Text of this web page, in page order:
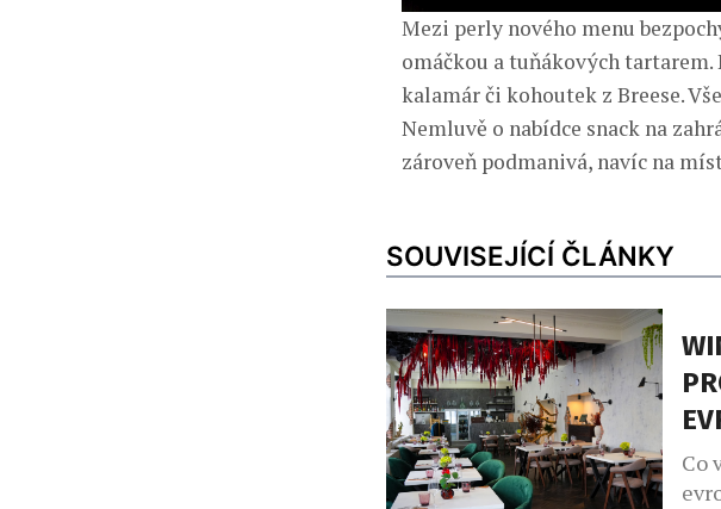
Mezi perly nového menu
omáčkou a tuňákových tartarem.
kalamár či kohoutek z Breese.
Nemluvě o nabídce snack na
zároveň podmanivá, navíc na
SOUVISEJÍCÍ ČLÁNKY
Co